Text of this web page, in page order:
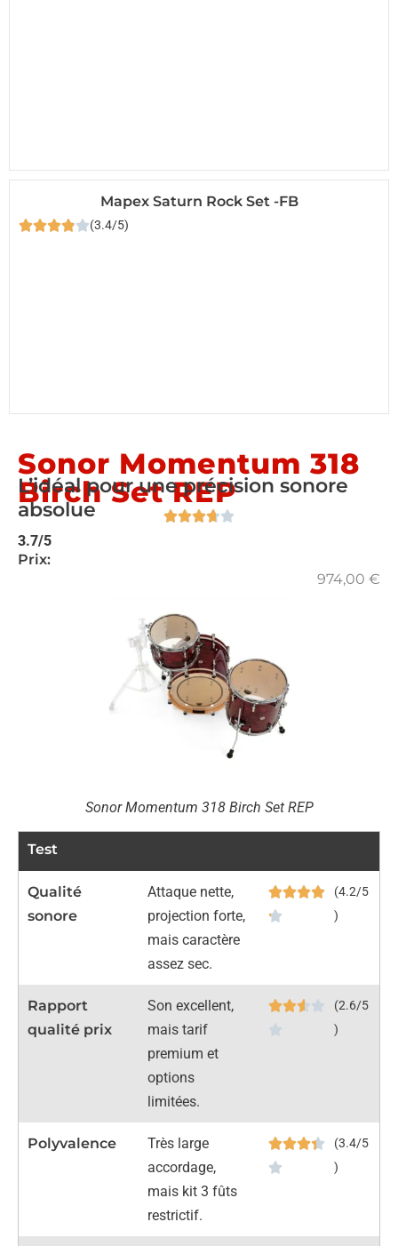
Mapex Saturn Rock Set -FB
(3.4/5)
Sonor Momentum 318
Birch Set REP
L’idéal pour une précision sonore
absolue
3.7/5
Prix:
974,00 €
Sonor Momentum 318 Birch Set REP
Test
Qualité
sonore
Attaque nette,
projection forte,
mais caractère
assez sec.
(4.2/5
)
Rapport
qualité prix
Son excellent,
mais tarif
premium et
options
limitées.
(2.6/5
)
Polyvalence
Très large
accordage,
mais kit 3 fûts
restrictif.
(3.4/5
)